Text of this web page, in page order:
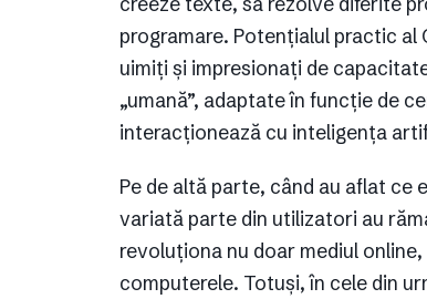
programare. Potențialul practic
uimiți și impresionați de
„umană”, adaptate în funcție de
interacționează cu inteligența
Pe de altă parte, când au aflat ce
variată parte din utilizatori au
revoluționa nu doar mediul
computerele. Totuși, în cele din